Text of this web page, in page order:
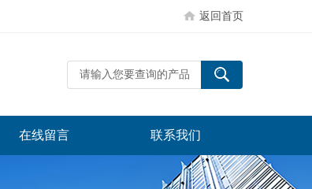
返回首页
在线留言 联系我们